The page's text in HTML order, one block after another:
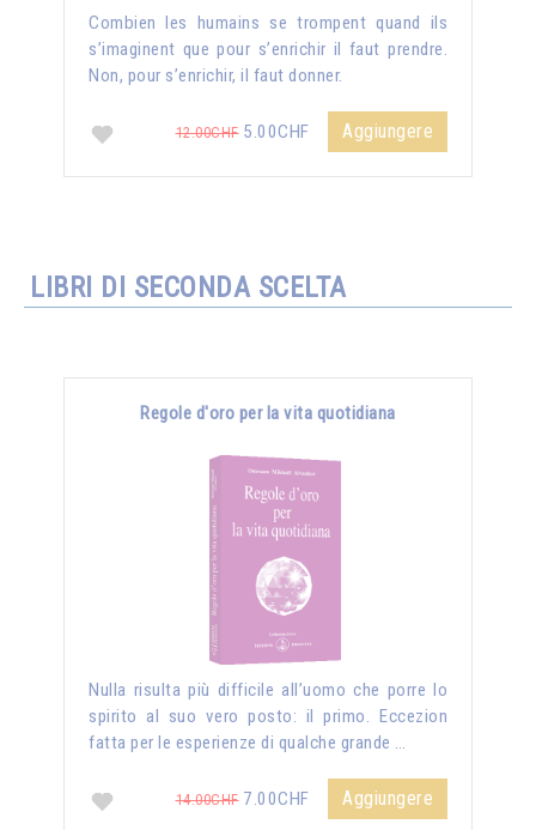
Combien les humains se trompent quand ils
s’imaginent que pour s’enrichir il faut prendre.
Non, pour s’enrichir, il faut donner.
12.00CHF5.00CHF Aggiungere
LIBRI DI SECONDA SCELTA
Regole d'oro per la vita quotidiana
Nulla risulta più difficile all’uomo che porre lo
spirito al suo vero posto: il primo. Eccezion
fatta per le esperienze di qualche grande …
14.00CHF7.00CHF Aggiungere